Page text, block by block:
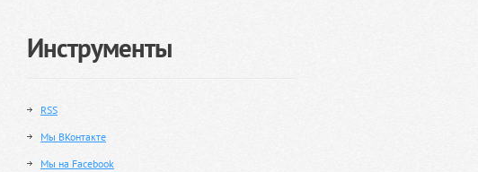
Инструменты
RSS
Мы ВКонтакте
Мы на Facebook